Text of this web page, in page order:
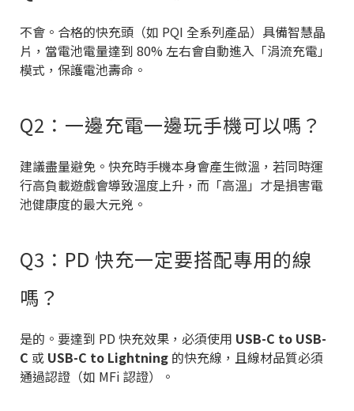
不會。合格的快充頭（如 PQI 全系列產品）具備智慧晶
片，當電池電量達到 80% 左右會自動進入「涓流充電」
模式，保護電池壽命。
Q2：一邊充電一邊玩手機可以嗎？
建議盡量避免。快充時手機本身會產生微溫，若同時運
行高負載遊戲會導致溫度上升，而「高溫」才是損害電
池健康度的最大元兇。
Q3：PD 快充一定要搭配專用的線
嗎？
是的。要達到 PD 快充效果，必須使用 USB-C to USB-
C 或 USB-C to Lightning 的快充線，且線材品質必須
通過認證（如 MFi 認證）。